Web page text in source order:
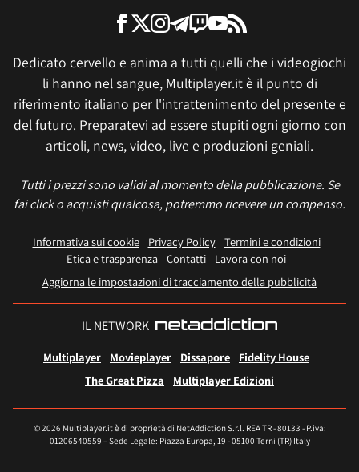
Dedicato cervello e anima a tutti quelli che i videogiochi
li hanno nel sangue, Multiplayer.it è il punto di
riferimento italiano per l'intrattenimento del presente e
del futuro. Preparatevi ad essere stupiti ogni giorno con
articoli, news, video, live e produzioni geniali.
Tutti i prezzi sono validi al momento della pubblicazione. Se
fai click o acquisti qualcosa, potremmo ricevere un compenso.
Informativa sui cookie Privacy Policy
Termini e condizioni
Etica e trasparenza Contatti
Lavora con noi
Aggiorna le impostazioni di tracciamento della pubblicità
IL NETWORK
Multiplayer Movieplayer Dissapore
Fidelity House
The Great Pizza
Multiplayer Edizioni
© 2026 Multiplayer.it è di proprietà di NetAddiction S.r.l. REA TR - 80133 - P.iva:
01206540559 – Sede Legale: Piazza Europa, 19 - 05100 Terni (TR) Italy